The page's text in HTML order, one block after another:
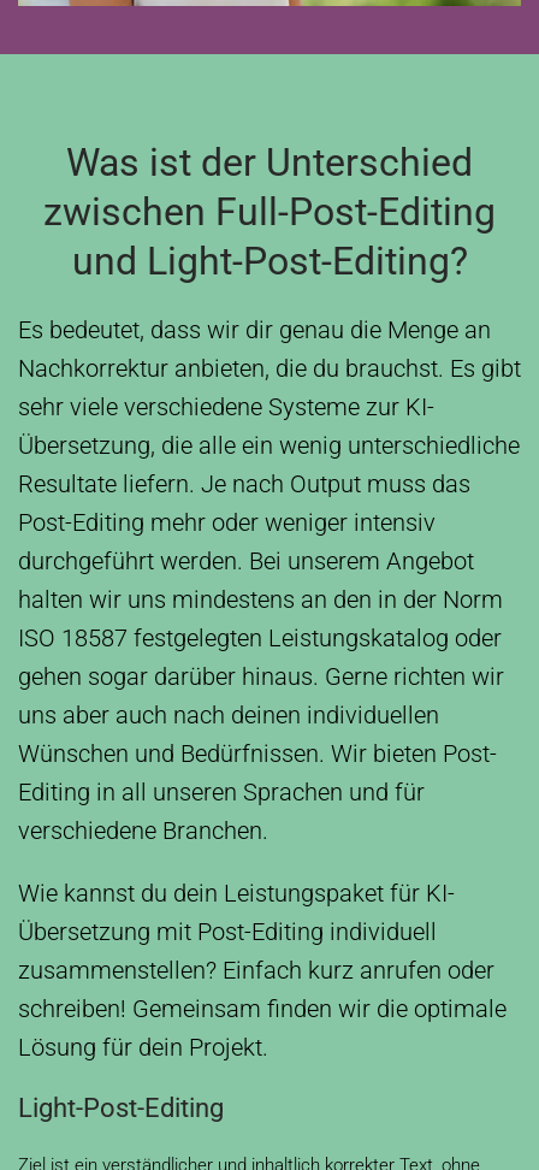
Was ist der Unterschied
zwischen Full-Post-Editing
und Light-Post-Editing?
Es bedeutet, dass wir dir genau die Menge an
Nachkorrektur anbieten, die du brauchst. Es gibt
sehr viele verschiedene Systeme zur KI-
Übersetzung, die alle ein wenig unterschiedliche
Resultate liefern. Je nach Output muss das
Post-Editing mehr oder weniger intensiv
durchgeführt werden. Bei unserem Angebot
halten wir uns mindestens an den in der Norm
ISO 18587 festgelegten Leistungskatalog oder
gehen sogar darüber hinaus. Gerne richten wir
uns aber auch nach deinen individuellen
Wünschen und Bedürfnissen. Wir bieten Post-
Editing in all unseren Sprachen und für
verschiedene Branchen.
Wie kannst du dein Leistungspaket für KI-
Übersetzung mit Post-Editing individuell
zusammenstellen? Einfach kurz anrufen oder
schreiben! Gemeinsam finden wir die optimale
Lösung für dein Projekt.
Light-Post-Editing
Ziel ist ein verständlicher und inhaltlich korrekter Text, ohne